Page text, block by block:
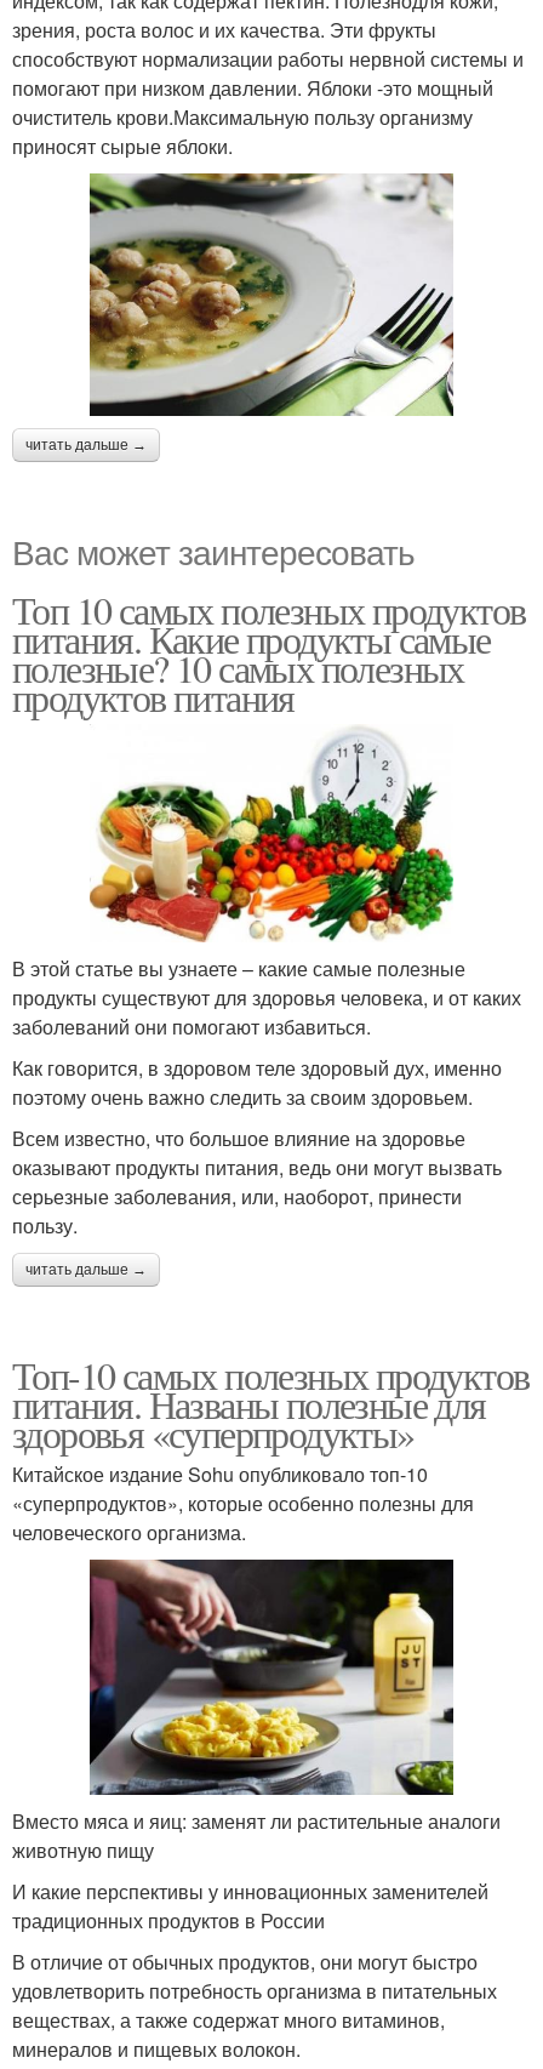
зрения, роста волос и их качества. Эти фрукты
способствуют нормализации работы нервной системы и
помогают при низком давлении. Яблоки -это мощный
очиститель крови.Максимальную пользу организму
приносят сырые яблоки.
читать дальше →
Вас может заинтересовать
Топ 10 самых полезных продуктов
питания. Какие продукты самые
полезные? 10 самых полезных
продуктов питания
В этой статье вы узнаете – какие самые полезные
продукты существуют для здоровья человека, и от каких
заболеваний они помогают избавиться.
Как говорится, в здоровом теле здоровый дух, именно
поэтому очень важно следить за своим здоровьем.
Всем известно, что большое влияние на здоровье
оказывают продукты питания, ведь они могут вызвать
серьезные заболевания, или, наоборот, принести
пользу.
читать дальше →
Топ-10 самых полезных продуктов
питания. Названы полезные для
здоровья «суперпродукты»
Китайское издание Sohu опубликовало топ-10
«суперпродуктов», которые особенно полезны для
человеческого организма.
Вместо мяса и яиц: заменят ли растительные аналоги
животную пищу
И какие перспективы у инновационных заменителей
традиционных продуктов в России
В отличие от обычных продуктов, они могут быстро
удовлетворить потребность организма в питательных
веществах, а также содержат много витаминов,
минералов и пищевых волокон.